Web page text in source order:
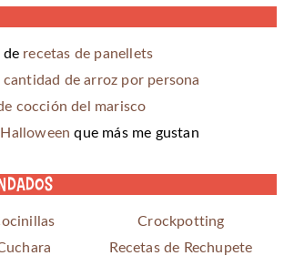
de recetas de panellets
cantidad de arroz por persona
cocción del marisco
que más me gustan
Crockpotting
Recetas de Rechupete